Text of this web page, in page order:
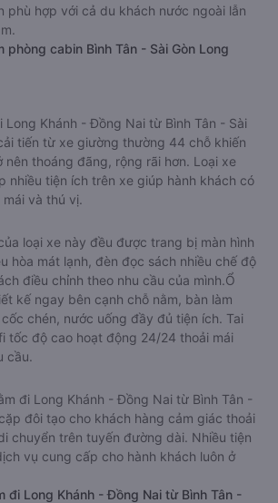
phù hợp với cả du khách nước ngoài lẫn
cabin Bình Tân - Sài Gòn Long
Long Khánh - Đồng Nai từ Bình Tân - Sài
tiến từ xe giường thường 44 chỗ khiến
nên thoáng đãng, rộng rãi hơn. Loại xe
nhiều tiện ích trên xe giúp hành khách có
và thú vị.
loại xe này đều được trang bị màn hình
hòa mát lạnh, đèn đọc sách nhiều chế độ
điều chỉnh theo nhu cầu của mình.Ổ
kế ngay bên cạnh chỗ nằm, bàn làm
chén, nước uống đầy đủ tiện ích. Tai
tốc độ cao hoạt động 24/24 thoải mái
cầu.
đi Long Khánh - Đồng Nai từ Bình Tân -
đôi tạo cho khách hàng cảm giác thoải
chuyển trên tuyến đường dài. Nhiều tiện
vụ cung cấp cho hành khách luôn ở
đi Long Khánh - Đồng Nai từ Bình Tân -